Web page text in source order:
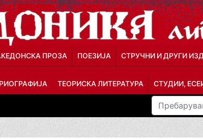
ПРОЗА ПОЕЗИЈА СТРУЧНИ И ДРУГИ
ТЕОРИСКА ЛИТЕРАТУРА СТУДИИ,